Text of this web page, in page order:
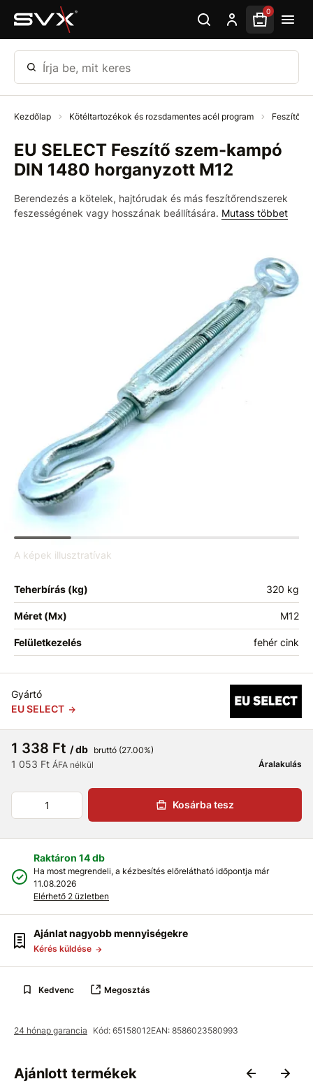
Ugrás az oldal fő részéhez 0
Írja be, mit keres
Kezdőlap Kötéltartozékok és rozsdamentes acél program Feszítők
EU SELECT Feszítő szem-kampó
DIN 1480 horganyzott M12
Berendezés a kötelek, hajtórudak és más feszítőrendszerek
feszességének vagy hosszának beállítására. Mutass többet
A képek illusztratívak
Teherbírás (kg) 320 kg
Méret (Mx) M12
Felületkezelés fehér cink
Gyártó
EU SELECT
1 338 Ft / db bruttó (27.00%)
1 053 Ft ÁFA nélkül Áralakulás
Kosárba tesz
Raktáron 14 db
Ha most megrendeli, a kézbesítés előrelátható időpontja már
11.08.2026
Elérhető 2 üzletben
Ajánlat nagyobb mennyiségekre
Kérés küldése
Kedvenc Megosztás
24 hónap garancia Kód: 65158012EAN: 8586023580993
Ajánlott termékek